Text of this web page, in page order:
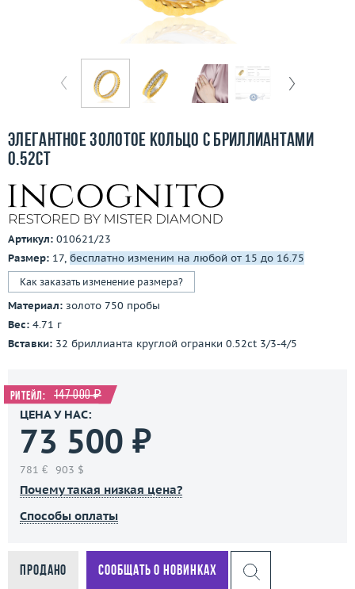
О компании
Контакты
3D-тур по шоуруму
Элегантное золотое кольцо с бриллиантами
0.52ct
Артикул: 010621/23
Размер: 17, бесплатно изменим на любой от 15 до 16.75
Как заказать изменение размера?
Материал: золото 750 пробы
Вес: 4.71 г
Вставки: 32 бриллианта круглой огранки 0.52ct 3/3-4/5
Ритейл: 147 000 ₽
ЦЕНА У НАС:
73 500 ₽
781 € 903 $
Почему такая низкая цена?
Способы оплаты
Продано Сообщать о новинках